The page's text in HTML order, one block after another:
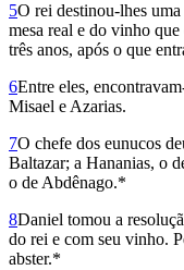
5O rei destinou-lhes
mesa real e do vinho
três anos, após o que
6Entre eles,
Misael e Azarias.
7O chefe dos eunucos
Baltazar; a Hananias, o
o de Abdênago.*
8Daniel tomou a
do rei e com seu vinho.
abster.*